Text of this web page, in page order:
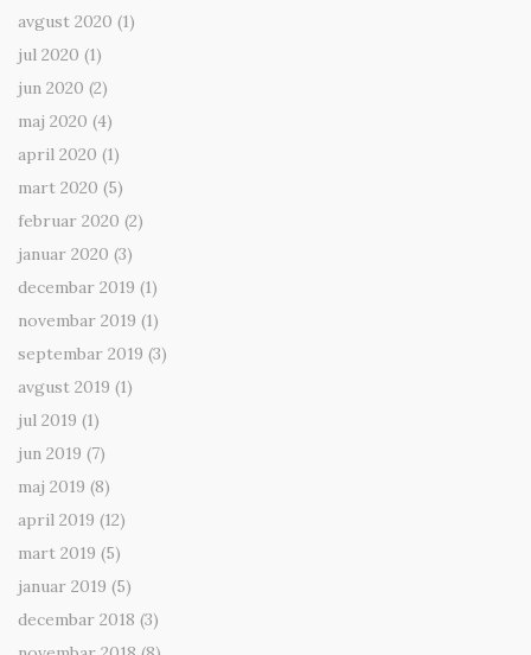
avgust 2020 (1)
jul 2020 (1)
jun 2020 (2)
maj 2020 (4)
april 2020 (1)
mart 2020 (5)
februar 2020 (2)
januar 2020 (3)
decembar 2019 (1)
novembar 2019 (1)
septembar 2019 (3)
avgust 2019 (1)
jul 2019 (1)
jun 2019 (7)
maj 2019 (8)
april 2019 (12)
mart 2019 (5)
januar 2019 (5)
decembar 2018 (3)